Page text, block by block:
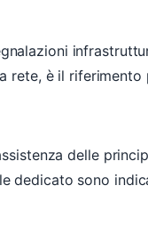
rete, è il riferimento
delle
dedicato sono